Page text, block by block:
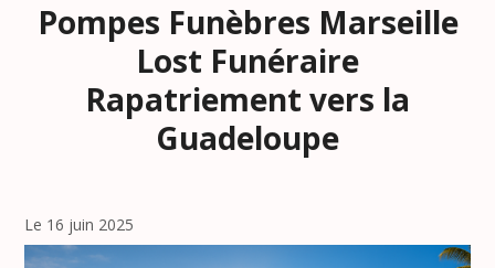
Pompes Funèbres Marseille
Lost Funéraire
Rapatriement vers la
Guadeloupe
Le 16 juin 2025